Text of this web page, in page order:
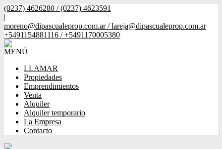
(0237) 4626280 / (0237) 4623591
|
moreno@dipascualeprop.com.ar / lareja@dipascualeprop.com.ar
+5491154881116 / +5491170005380
MENÚ
LLAMAR
Propiedades
Emprendimientos
Venta
Alquiler
Alquiler temporario
La Empresa
Contacto